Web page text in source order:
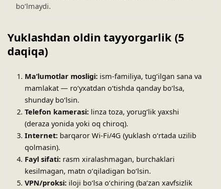
boʻlmaydi.
Yuklashdan oldin tayyorgarlik (5
daqiqa)
Maʻlumotlar mosligi:ism-familiya, tugʻilgan sana va
mamlakat — roʻyxatdan oʻtishda qanday boʻlsa,
shunday boʻlsin.
Telefon kamerasi:linza toza, yorugʻlik yaxshi
(deraza yonida yoki oq chiroq).
Internet:barqaror Wi-Fi/4G (yuklash oʻrtada uzilib
qolmasin).
Fayl sifati:rasm xiralashmagan, burchaklari
kesilmagan, matn oʻqiladigan boʻlsin.
VPN/proksi:iloji boʻlsa oʻchiring (baʻzan xavfsizlik